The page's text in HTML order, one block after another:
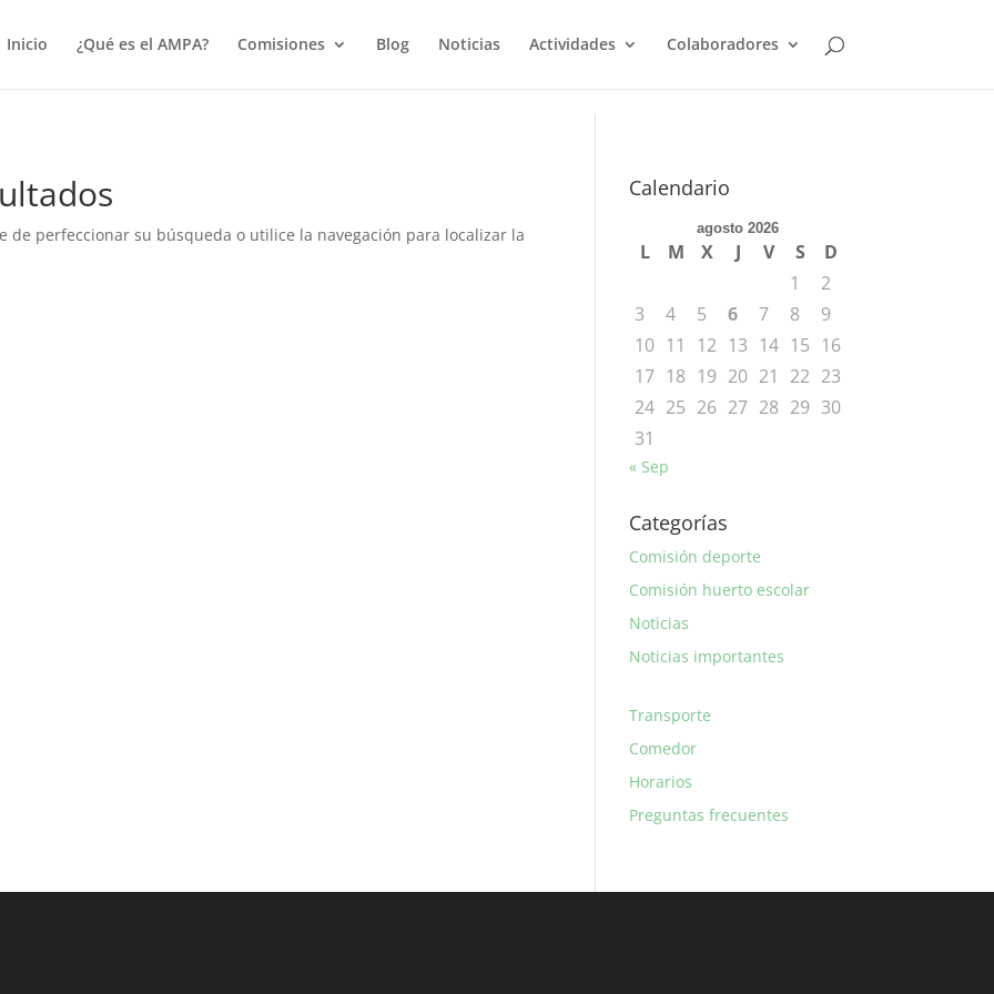
Inicio
¿Qué es el AMPA? Comisiones Blog Noticias Actividades Colaboradores
de perfeccionar su búsqueda o utilice la navegación para localizar la
Calendario
agosto 2026
L M X J V S
D
1
2
3
4 5 6 7 8
9
10 11 12 13 14 15 16
17 18 19 20 21 22 23
24 25 26 27 28 29 30
31
« Sep
Categorías
Comisión deporte
Comisión huerto escolar
Noticias
Noticias importantes
Transporte
Comedor
Horarios
Preguntas frecuentes